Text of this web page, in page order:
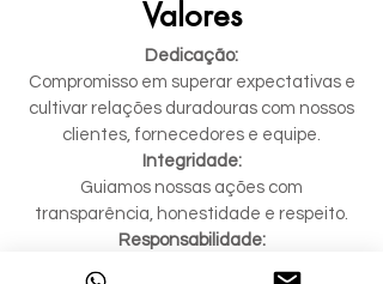
Valores
Dedicação:
Compromisso em superar expectativas e
cultivar relações duradouras com nossos
clientes, fornecedores e equipe.
Integridade:
Guiamos nossas ações com
transparência, honestidade e respeito.
Responsabilidade:
Priorizamos práticas econômicas, sociais